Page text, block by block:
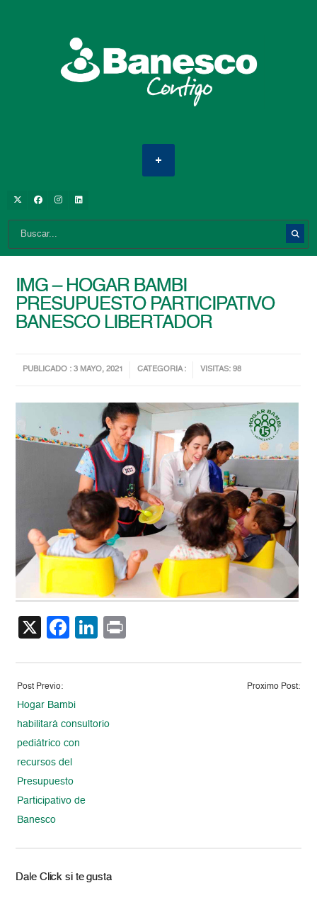
IMG – HOGAR BAMBI
PRESUPUESTO PARTICIPATIVO
BANESCO LIBERTADOR
PUBLICADO : 3 MAYO, 2021 CATEGORIA : VISITAS: 98
X Facebook
LinkedIn
Post Previo:
Hogar Bambi
habilitará consultorio
pediátrico con
recursos del
Presupuesto
Participativo de
Banesco
Proximo Post:
Dale Click si te gusta